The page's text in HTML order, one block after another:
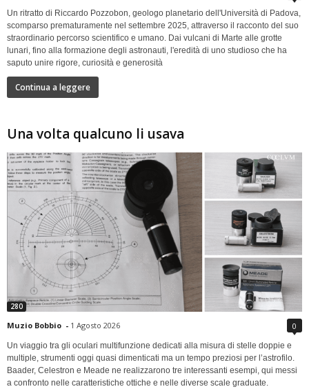
Un ritratto di Riccardo Pozzobon, geologo planetario dell'Università di Padova,
scomparso prematuramente nel settembre 2025, attraverso il racconto del suo
straordinario percorso scientifico e umano. Dai vulcani di Marte alle grotte
lunari, fino alla formazione degli astronauti, l'eredità di uno studioso che ha
saputo unire rigore, curiosità e generosità
Continua a leggere
Una volta qualcuno li usava
280
Muzio Bobbio - 1 Agosto 2026 0
Un viaggio tra gli oculari multifunzione dedicati alla misura di stelle doppie e
multiple, strumenti oggi quasi dimenticati ma un tempo preziosi per l’astrofilo.
Baader, Celestron e Meade ne realizzarono tre interessanti esempi, qui messi
a confronto nelle caratteristiche ottiche e nelle diverse scale graduate.